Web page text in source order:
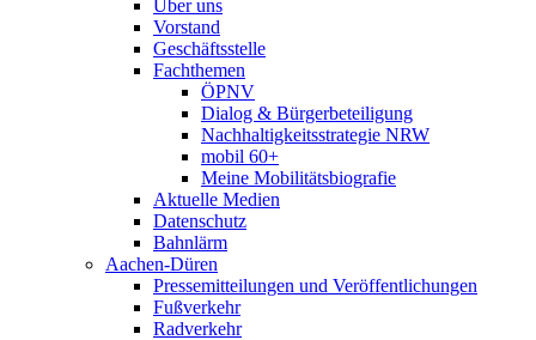
Über uns
Vorstand
Geschäftsstelle
Fachthemen
ÖPNV
Dialog & Bürgerbeteiligung
Nachhaltigkeitsstrategie NRW
mobil 60+
Meine Mobilitätsbiografie
Aktuelle Medien
Datenschutz
Bahnlärm
Aachen-Düren
Pressemitteilungen und Veröffentlichungen
Fußverkehr
Radverkehr